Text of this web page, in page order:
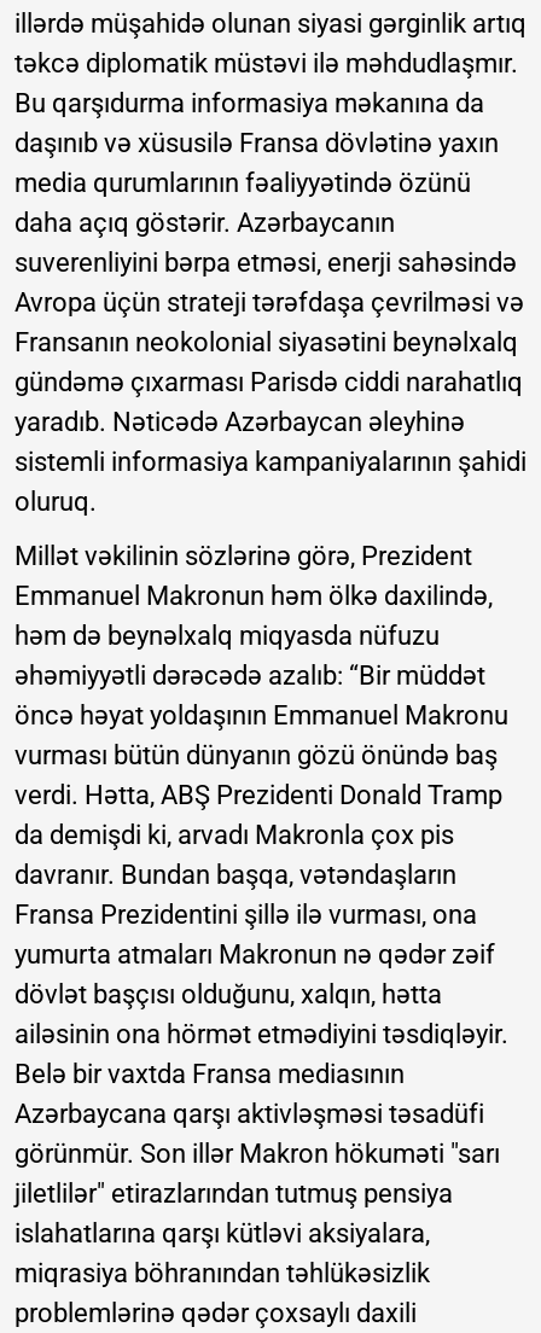
illərdə müşahidə olunan siyasi gərginlik artıq
təkcə diplomatik müstəvi ilə məhdudlaşmır.
Bu qarşıdurma informasiya məkanına da
daşınıb və xüsusilə Fransa dövlətinə yaxın
media qurumlarının fəaliyyətində özünü
daha açıq göstərir. Azərbaycanın
suverenliyini bərpa etməsi, enerji sahəsində
Avropa üçün strateji tərəfdaşa çevrilməsi və
Fransanın neokolonial siyasətini beynəlxalq
gündəmə çıxarması Parisdə ciddi narahatlıq
yaradıb. Nəticədə Azərbaycan əleyhinə
sistemli informasiya kampaniyalarının şahidi
oluruq.
Millət vəkilinin sözlərinə görə, Prezident
Emmanuel Makronun həm ölkə daxilində,
həm də beynəlxalq miqyasda nüfuzu
əhəmiyyətli dərəcədə azalıb: “Bir müddət
öncə həyat yoldaşının Emmanuel Makronu
vurması bütün dünyanın gözü önündə baş
verdi. Hətta, ABŞ Prezidenti Donald Tramp
da demişdi ki, arvadı Makronla çox pis
davranır. Bundan başqa, vətəndaşların
Fransa Prezidentini şillə ilə vurması, ona
yumurta atmaları Makronun nə qədər zəif
dövlət başçısı olduğunu, xalqın, hətta
ailəsinin ona hörmət etmədiyini təsdiqləyir.
Belə bir vaxtda Fransa mediasının
Azərbaycana qarşı aktivləşməsi təsadüfi
görünmür. Son illər Makron hökuməti "sarı
jiletlilər" etirazlarından tutmuş pensiya
islahatlarına qarşı kütləvi aksiyalara,
miqrasiya böhranından təhlükəsizlik
problemlərinə qədər çoxsaylı daxili